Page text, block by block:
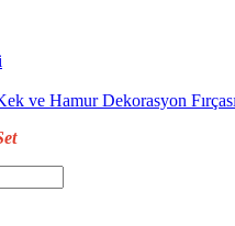
ve Hamur Dekorasyon